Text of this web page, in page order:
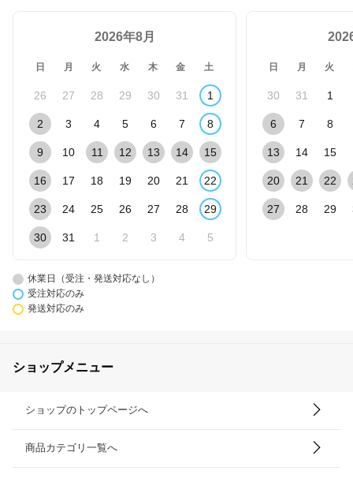
2026年8月
日 月 火 水 木 金 土
26 27 28 29 30 31 1
2 3 4 5 6 7 8
9 10 11 12 13 14 15
16 17 18 19 20 21 22
23 24 25 26 27 28 29
30 31 1 2 3 4 5
日 月 火
30 31 1
6 7 8
13 14 15
20 21 22
27 28 29
休業日（受注・発送対応なし）
受注対応のみ
発送対応のみ
ショップメニュー
ショップのトップページへ
商品カテゴリ一覧へ